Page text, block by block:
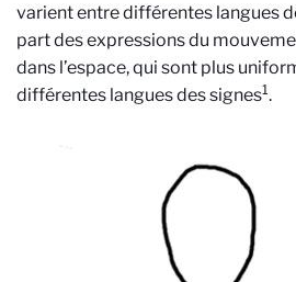
varient entre différentes langues
part des expressions du
dans l’espace, qui sont plus
différentes langues des signes1.